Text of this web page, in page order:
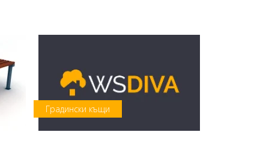
Градински къщи